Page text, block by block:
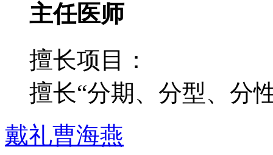
主任医师
擅长项目：
擅长“分期、分型、分
戴礼曹海燕